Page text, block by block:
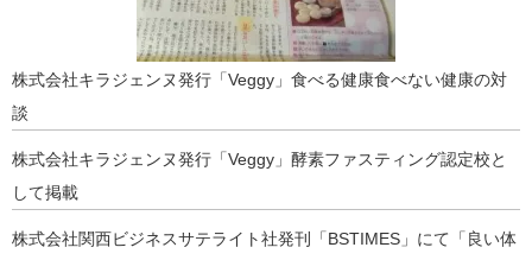
株式会社キラジェンヌ発行「Veggy」食べる健康食べない健康の対
談
株式会社キラジェンヌ発行「Veggy」酵素ファスティング認定校と
して掲載
株式会社関西ビジネスサテライト社発刊「BSTIMES」にて「良い体